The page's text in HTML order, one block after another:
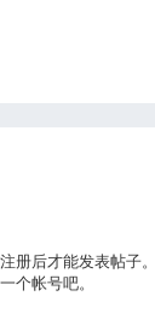
册后才能发表帖
个帐号吧。